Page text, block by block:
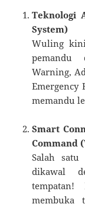
Teknologi
System)
Wuling
pemandu
Warning,
Emergency
memandu
Smart
Command
Salah
dikawal
tempatan!
membuka